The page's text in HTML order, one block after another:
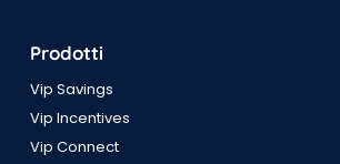
Prodotti
Vip Savings
Vip Incentives
Vip Connect